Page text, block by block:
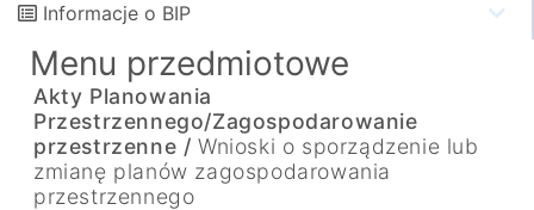
Informacje o BIP
Menu przedmiotowe
Akty Planowania
Przestrzennego/Zagospodarowanie
przestrzenne / Wnioski o sporządzenie lub
zmianę planów zagospodarowania
przestrzennego